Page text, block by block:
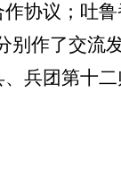
作协议；吐
作了交流发
兵团第十